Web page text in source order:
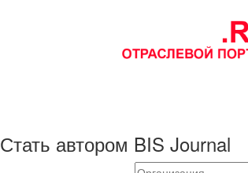
Стать автором BIS Journal